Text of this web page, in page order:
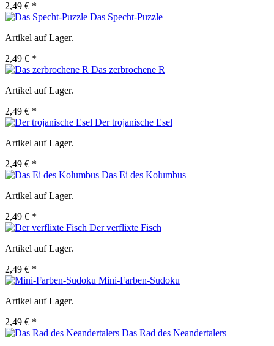
2,49 € *
Das Specht-Puzzle
Artikel auf Lager.
2,49 € *
Das zerbrochene R
Artikel auf Lager.
2,49 € *
Der trojanische Esel
Artikel auf Lager.
2,49 € *
Das Ei des Kolumbus
Artikel auf Lager.
2,49 € *
Der verflixte Fisch
Artikel auf Lager.
2,49 € *
Mini-Farben-Sudoku
Artikel auf Lager.
2,49 € *
Das Rad des Neandertalers